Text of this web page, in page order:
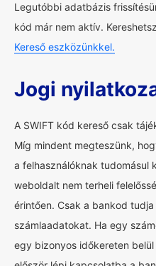
Legutóbbi adatbázis
kód már nem aktív.
Kereső eszközünkkel.
Jogi
A SWIFT kód kereső csak
Míg mindent megteszünk,
a felhasználóknak tudomásul
weboldalt nem terheli
érintően. Csak a bankod
számlaadatokat. Ha egy
egy bizonyos időkereten